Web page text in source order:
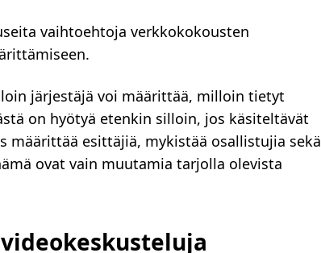
vaihtoehtoja verkkokokousten
järjestäjä voi määrittää, milloin tietyt
on hyötyä etenkin silloin, jos käsiteltävät
määrittää esittäjiä, mykistää osallistujia sekä
ovat vain muutamia tarjolla olevista